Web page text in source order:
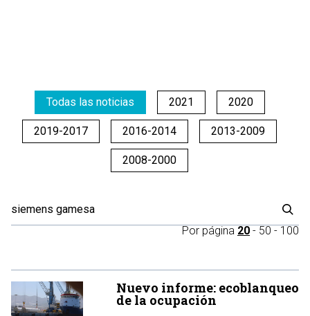
Todas las noticias 2021 2020
2019-2017 2016-2014 2013-2009
2008-2000
Por página 20 - 50 - 100
Nuevo informe: ecoblanqueo
de la ocupación